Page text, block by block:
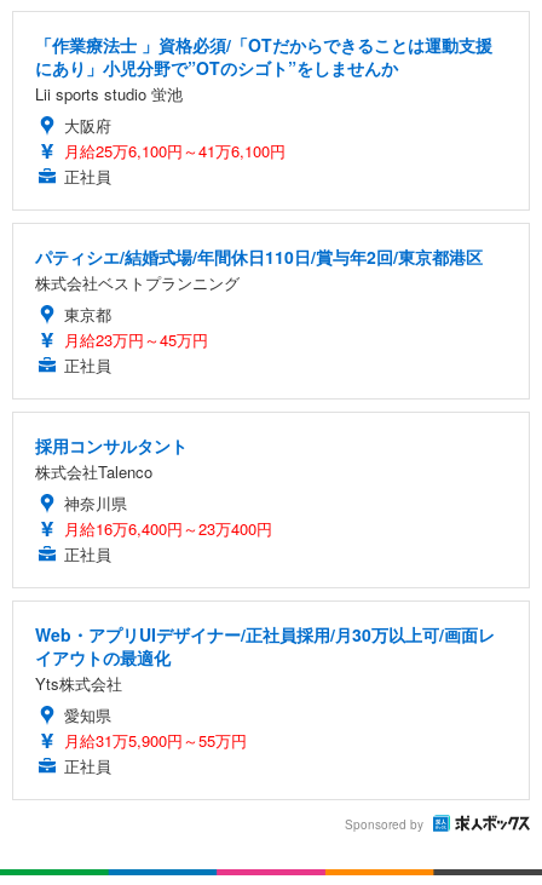
「作業療法士 」資格必須/「OTだからできることは運動支援
にあり」小児分野で”OTのシゴト”をしませんか
Lii sports studio 蛍池
大阪府
月給25万6,100円～41万6,100円
正社員
パティシエ/結婚式場/年間休日110日/賞与年2回/東京都港区
株式会社ベストプランニング
東京都
月給23万円～45万円
正社員
採用コンサルタント
株式会社Talenco
神奈川県
月給16万6,400円～23万400円
正社員
Web・アプリUIデザイナー/正社員採用/月30万以上可/画面レ
イアウトの最適化
Yts株式会社
愛知県
月給31万5,900円～55万円
正社員
Sponsored by